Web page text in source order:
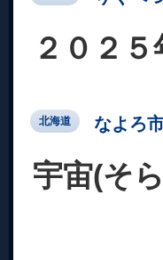
２０２
北海道 なよろ
宇宙(そ